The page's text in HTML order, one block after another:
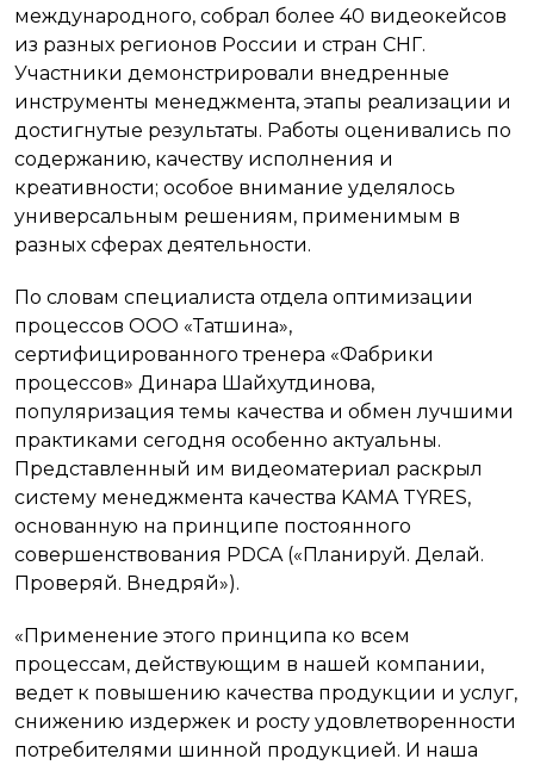
международного, собрал более 40 видеокейсов
из разных регионов России и стран СНГ.
Участники демонстрировали внедренные
инструменты менеджмента, этапы реализации и
достигнутые результаты. Работы оценивались по
содержанию, качеству исполнения и
креативности; особое внимание уделялось
универсальным решениям, применимым в
разных сферах деятельности.
По словам специалиста отдела оптимизации
процессов ООО «Татшина»,
сертифицированного тренера «Фабрики
процессов» Динара Шайхутдинова,
популяризация темы качества и обмен лучшими
практиками сегодня особенно актуальны.
Представленный им видеоматериал раскрыл
систему менеджмента качества KAMA TYRES,
основанную на принципе постоянного
совершенствования PDCA («Планируй. Делай.
Проверяй. Внедряй»).
«Применение этого принципа ко всем
процессам, действующим в нашей компании,
ведет к повышению качества продукции и услуг,
снижению издержек и росту удовлетворенности
потребителями шинной продукцией. И наша